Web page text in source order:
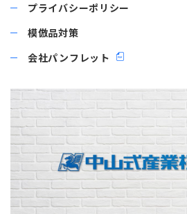
プライバシーポリシー
模倣品対策
会社パンフレット